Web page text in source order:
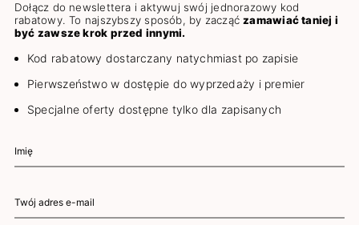
Dołącz do newslettera i aktywuj swój jednorazowy kod
rabatowy. To najszybszy sposób, by zacząćzamawiać taniej i
być zawsze krok przed innymi.
Kod rabatowy dostarczany natychmiast po zapisie
Pierwszeństwo w dostępie do wyprzedaży i premier
Specjalne oferty dostępne tylko dla zapisanych